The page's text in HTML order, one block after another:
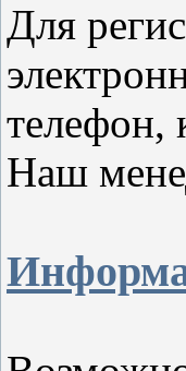
Для
телефон,
Наш